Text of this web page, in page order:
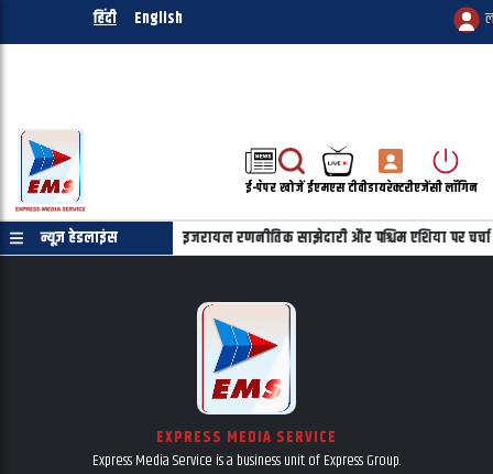
हिंदी English
ई-पेपरखोजेंईएमएस टीवीडायरेक्टरीएजेंसी लॉगिन
न्यूज़ हेडलाइंस
की फोन पर बातचीत, भारत-इजरायल रणनीतिक साझेदारी और पश्चिम एशिया पर चर्चा
EXPRESS MEDIA SERVICE
Express Media Service is a business unit of Express Group.